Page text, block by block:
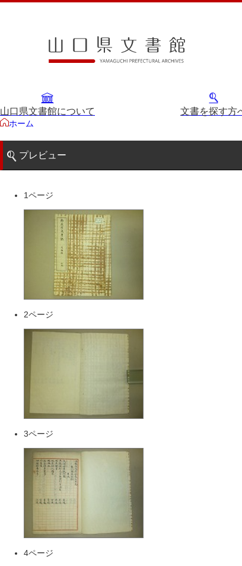
山口県文書館について 文書を探す方
ホーム
プレビュー
1ページ
2ページ
3ページ
4ページ